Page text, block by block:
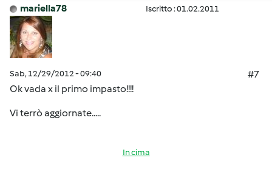
mariella78 Iscritto : 01.02.2011
Sab, 12/29/2012 - 09:40
#7
Ok vada x il primo impasto!!!!
Vi terrò aggiornate.....
In cima